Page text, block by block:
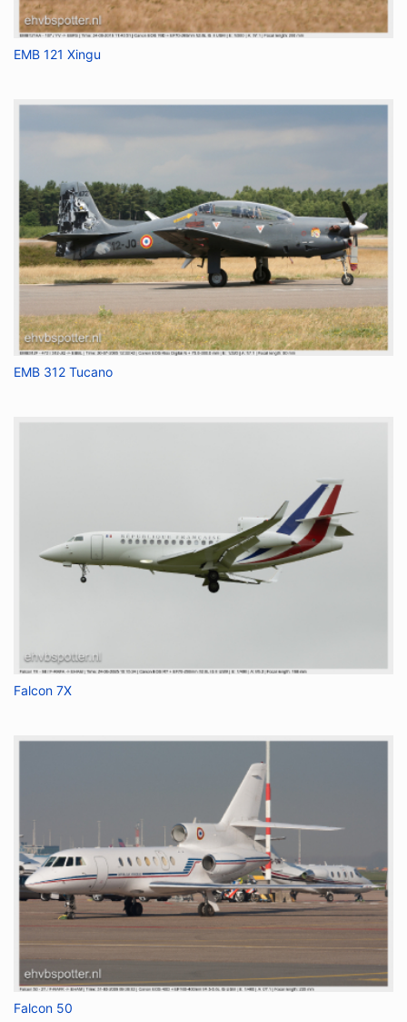
EMB 121 Xingu
EMB 312 Tucano
Falcon 7X
Falcon 50